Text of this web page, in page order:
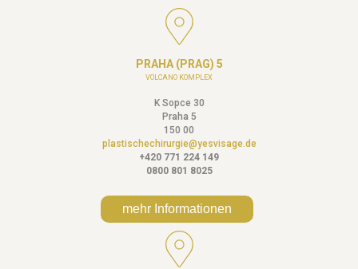
PRAHA (PRAG) 5
VOLCANO KOMPLEX
K Sopce 30
Praha 5
150 00
plastischechirurgie@yesvisage.de
+420 771 224 149
0800 801 8025
mehr Informationen